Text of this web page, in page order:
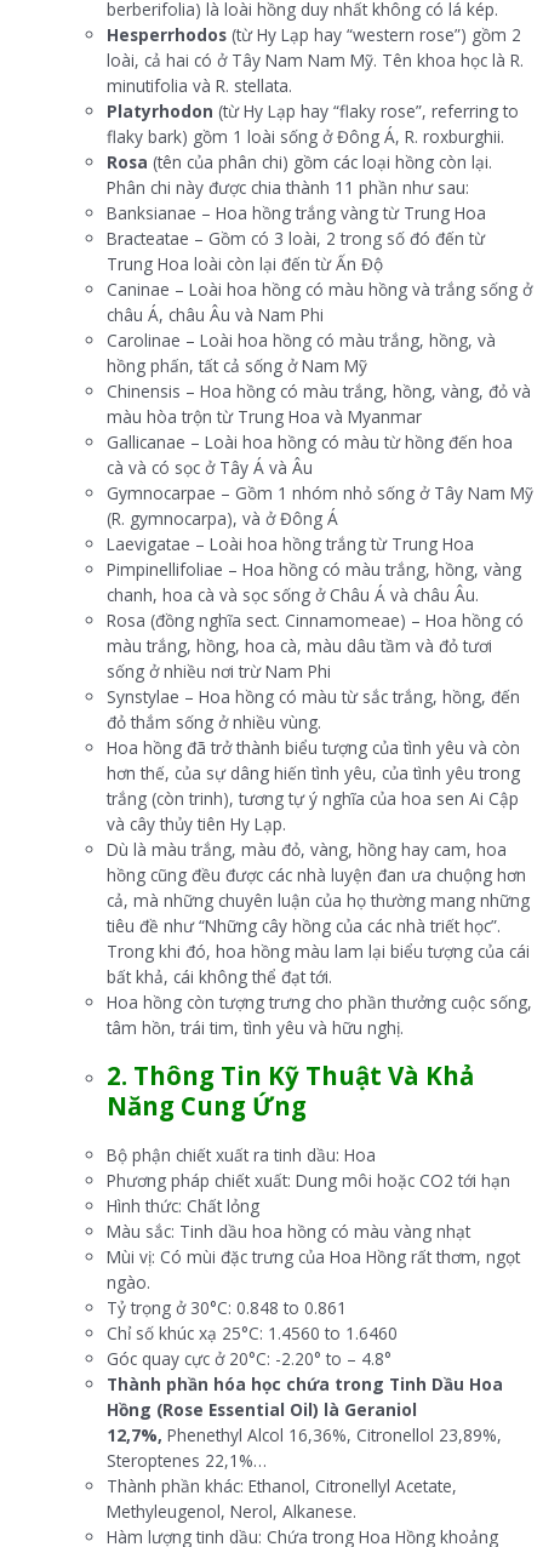
berberifolia) là loài hồng duy nhất không có lá kép.
Hesperrhodos (từ Hy Lạp hay “western rose”) gồm 2
loài, cả hai có ở Tây Nam Nam Mỹ. Tên khoa học là R.
minutifolia và R. stellata.
Platyrhodon (từ Hy Lạp hay “flaky rose”, referring to
flaky bark) gồm 1 loài sống ở Đông Á, R. roxburghii.
Rosa (tên của phân chi) gồm các loại hồng còn lại.
Phân chi này được chia thành 11 phần như sau:
Banksianae – Hoa hồng trắng vàng từ Trung Hoa
Bracteatae – Gồm có 3 loài, 2 trong số đó đến từ
Trung Hoa loài còn lại đến từ Ấn Độ
Caninae – Loài hoa hồng có màu hồng và trắng sống ở
châu Á, châu Âu và Nam Phi
Carolinae – Loài hoa hồng có màu trắng, hồng, và
hồng phấn, tất cả sống ở Nam Mỹ
Chinensis – Hoa hồng có màu trắng, hồng, vàng, đỏ và
màu hòa trộn từ Trung Hoa và Myanmar
Gallicanae – Loài hoa hồng có màu từ hồng đến hoa
cà và có sọc ở Tây Á và Âu
Gymnocarpae – Gồm 1 nhóm nhỏ sống ở Tây Nam Mỹ
(R. gymnocarpa), và ở Đông Á
Laevigatae – Loài hoa hồng trắng từ Trung Hoa
Pimpinellifoliae – Hoa hồng có màu trắng, hồng, vàng
chanh, hoa cà và sọc sống ở Châu Á và châu Âu.
Rosa (đồng nghĩa sect. Cinnamomeae) – Hoa hồng có
màu trắng, hồng, hoa cà, màu dâu tầm và đỏ tươi
sống ở nhiều nơi trừ Nam Phi
Synstylae – Hoa hồng có màu từ sắc trắng, hồng, đến
đỏ thắm sống ở nhiều vùng.
Hoa hồng đã trở thành biểu tượng của tình yêu và còn
hơn thế, của sự dâng hiến tình yêu, của tình yêu trong
trắng (còn trinh), tương tự ý nghĩa của hoa sen Ai Cập
và cây thủy tiên Hy Lạp.
Dù là màu trắng, màu đỏ, vàng, hồng hay cam, hoa
hồng cũng đều được các nhà luyện đan ưa chuộng hơn
cả, mà những chuyên luận của họ thường mang những
tiêu đề như “Những cây hồng của các nhà triết học”.
Trong khi đó, hoa hồng màu lam lại biểu tượng của cái
bất khả, cái không thể đạt tới.
Hoa hồng còn tượng trưng cho phần thưởng cuộc sống,
tâm hồn, trái tim, tình yêu và hữu nghị.
2. Thông Tin Kỹ Thuật Và Khả
Năng Cung Ứng
Bộ phận chiết xuất ra tinh dầu: Hoa
Phương pháp chiết xuất: Dung môi hoặc CO2 tới hạn
Hình thức: Chất lỏng
Màu sắc: Tinh dầu hoa hồng có màu vàng nhạt
Mùi vị: Có mùi đặc trưng của Hoa Hồng rất thơm, ngọt
ngào.
Tỷ trọng ở 30°C: 0.848 to 0.861
Chỉ số khúc xạ 25°C: 1.4560 to 1.6460
Góc quay cực ở 20°C: -2.20° to – 4.8°
Thành phần hóa học chứa trong Tinh Dầu Hoa
Hồng (Rose Essential Oil) là Geraniol
12,7%, Phenethyl Alcol 16,36%, Citronellol 23,89%,
Steroptenes 22,1%…
Thành phần khác: Ethanol, Citronellyl Acetate,
Methyleugenol, Nerol, Alkanese.
Hàm lượng tinh dầu: Chứa trong Hoa Hồng khoảng